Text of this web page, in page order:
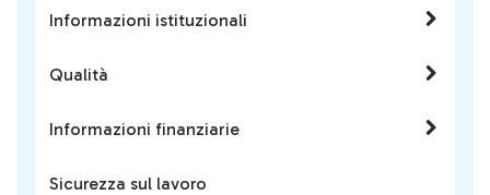
Informazioni istituzionali
Qualità
Informazioni finanziarie
Sicurezza sul lavoro